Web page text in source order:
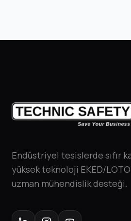
Endüstriyel tesislerde sıfır
yüksek teknoloji EKED/
uzman mühendislik desteği.